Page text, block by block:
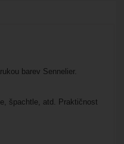
barev Sennelier.
špachtle, atd. Praktičnost